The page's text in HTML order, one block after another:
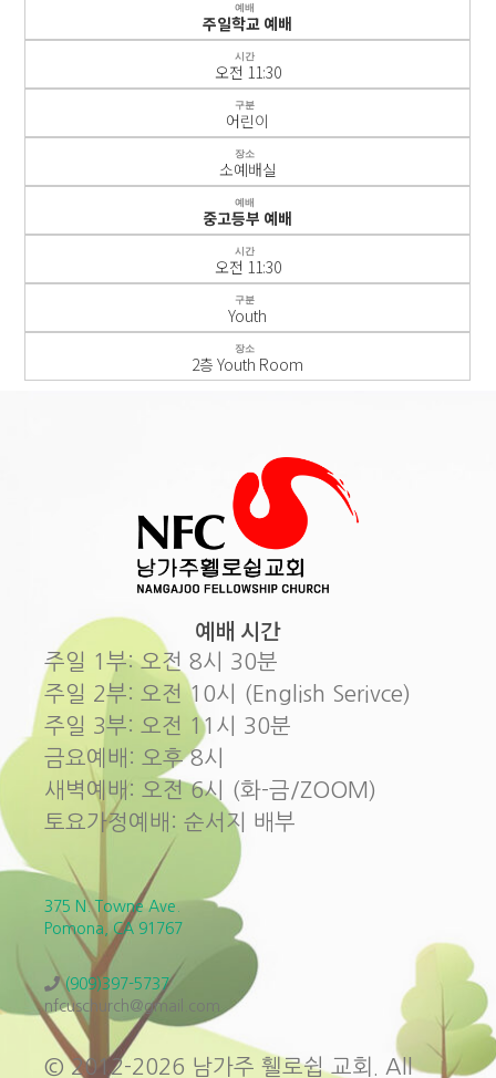
예배
주일학교 예배
시간
오전 11:30
구분
어린이
장소
소예배실
예배
중고등부 예배
시간
오전 11:30
구분
Youth
장소
2층 Youth Room
예배 시간
주일 1부: 오전 8시 30분
주일 2부: 오전 10시 (English Serivce)
주일 3부: 오전 11시 30분
금요예배: 오후 8시
새벽예배: 오전 6시 (화-금/ZOOM)
토요가정예배: 순서지 배부
375 N. Towne Ave.
Pomona, CA 91767
(909)397-5737
nfcuschurch@gmail.com
© 2012-2026 남가주 휄로쉽 교회. All